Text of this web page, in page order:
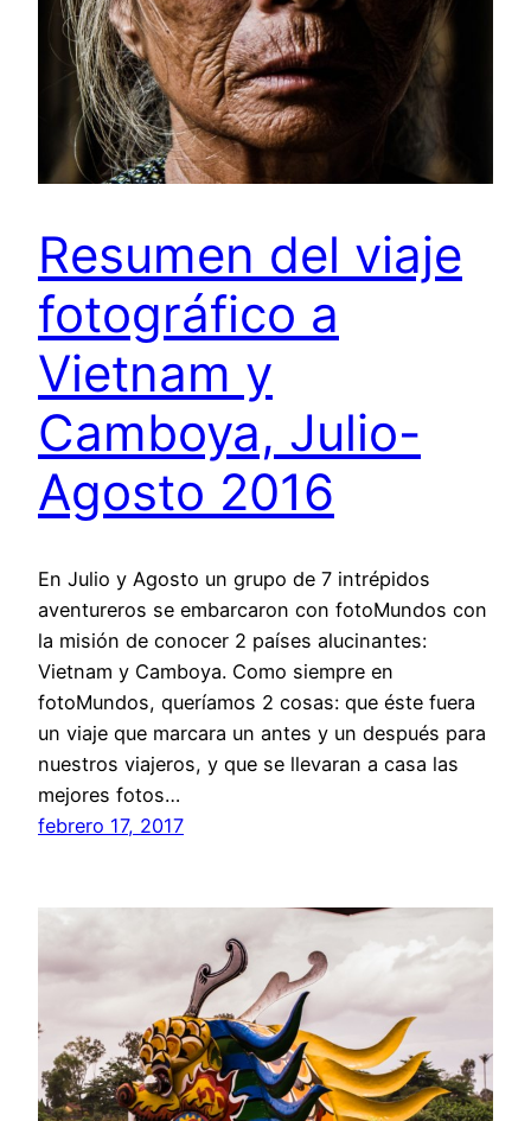
Resumen del viaje
fotográfico a
Vietnam y
Camboya, Julio-
Agosto 2016
En Julio y Agosto un grupo de 7 intrépidos
aventureros se embarcaron con fotoMundos con
la misión de conocer 2 países alucinantes:
Vietnam y Camboya. Como siempre en
fotoMundos, queríamos 2 cosas: que éste fuera
un viaje que marcara un antes y un después para
nuestros viajeros, y que se llevaran a casa las
mejores fotos…
febrero 17, 2017